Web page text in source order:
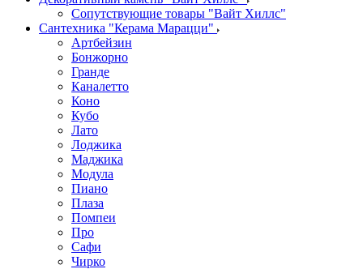
Сопутствующие товары "Вайт Хиллс"
Сантехника "Керама Марацци"
Артбейзин
Бонжорно
Гранде
Каналетто
Коно
Кубо
Лато
Лоджика
Маджика
Модула
Пиано
Плаза
Помпеи
Про
Сафи
Чирко